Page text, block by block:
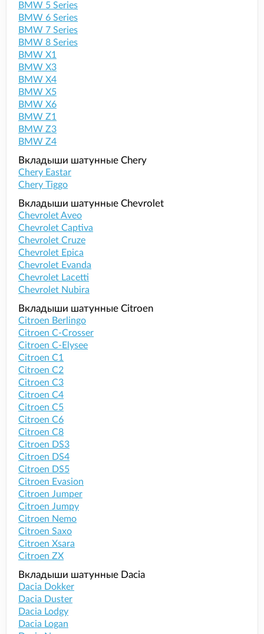
BMW 5 Series
BMW 6 Series
BMW 7 Series
BMW 8 Series
BMW X1
BMW X3
BMW X4
BMW X5
BMW X6
BMW Z1
BMW Z3
BMW Z4
Вкладыши шатунные Chery
Chery Eastar
Chery Tiggo
Вкладыши шатунные Chevrolet
Chevrolet Aveo
Chevrolet Captiva
Chevrolet Cruze
Chevrolet Epica
Chevrolet Evanda
Chevrolet Lacetti
Chevrolet Nubira
Вкладыши шатунные Citroen
Citroen Berlingo
Citroen C-Crosser
Citroen C-Elysee
Citroen C1
Citroen C2
Citroen C3
Citroen C4
Citroen C5
Citroen C6
Citroen C8
Citroen DS3
Citroen DS4
Citroen DS5
Citroen Evasion
Citroen Jumper
Citroen Jumpy
Citroen Nemo
Citroen Saxo
Citroen Xsara
Citroen ZX
Вкладыши шатунные Dacia
Dacia Dokker
Dacia Duster
Dacia Lodgy
Dacia Logan